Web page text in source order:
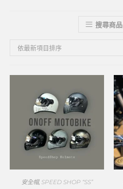
搜尋商品
依最新項目排序
安全帽, SPEED SHOP “SS”